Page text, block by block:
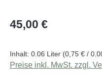
Regulärer Preis:
45,00 €
Inhalt: 0.06 Liter (0,75 € /
Preise inkl. MwSt. zzgl.